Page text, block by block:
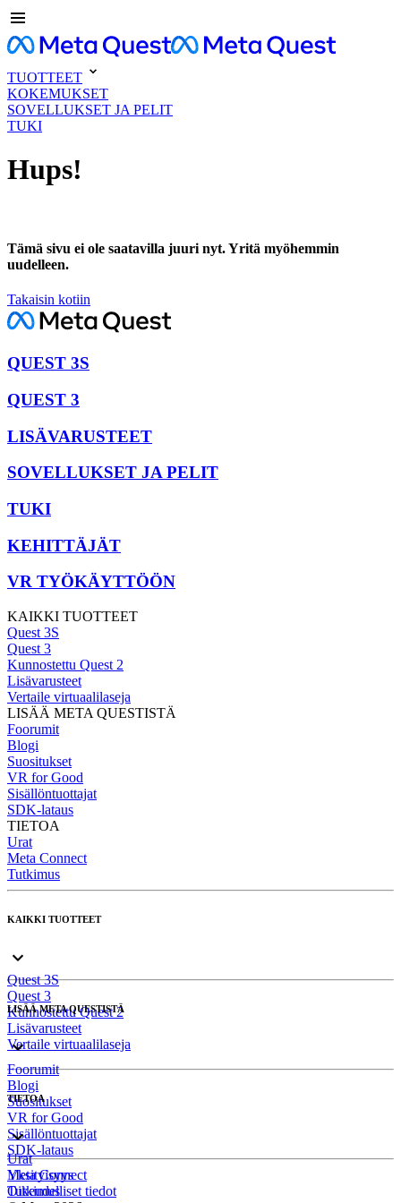
TUOTTEET
KOKEMUKSET
SOVELLUKSET JA PELIT
TUKI
Hups!
Tämä sivu ei ole saatavilla juuri nyt. Yritä myöhemmin
uudelleen.
Takaisin kotiin
QUEST 3S
QUEST 3
LISÄVARUSTEET
SOVELLUKSET JA PELIT
TUKI
KEHITTÄJÄT
VR TYÖKÄYTTÖÖN
KAIKKI TUOTTEET
Quest 3S
Quest 3
Kunnostettu Quest 2
Lisävarusteet
Vertaile virtuaalilaseja
LISÄÄ META QUESTISTÄ
Foorumit
Blogi
Suositukset
VR for Good
Sisällöntuottajat
SDK-lataus
TIETOA
Urat
Meta Connect
Tutkimus
KAIKKI TUOTTEET
Quest 3S
Quest 3
Kunnostettu Quest 2
Lisävarusteet
Vertaile virtuaalilaseja
LISÄÄ META QUESTISTÄ
Foorumit
Blogi
Suositukset
VR for Good
Sisällöntuottajat
SDK-lataus
TIETOA
Urat
Meta Connect
Tutkimus
Yksityisyys
Oikeudelliset tiedot